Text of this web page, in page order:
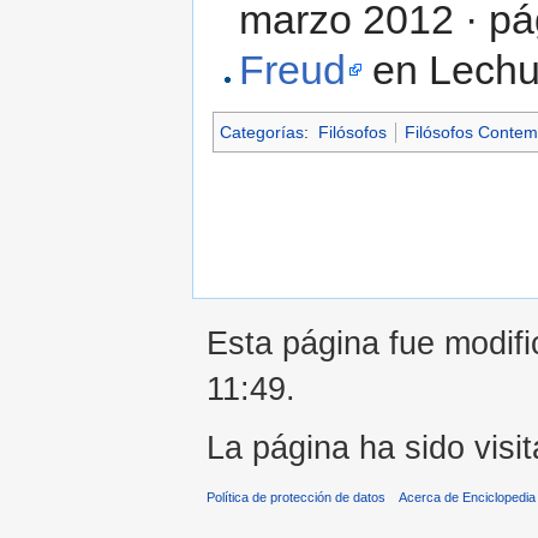
marzo 2012 ·
Freud
en
Categorías: Filósofos Filósofos
Esta página fue
11:49.
La página ha sido
Política de protección de datos Acerca de